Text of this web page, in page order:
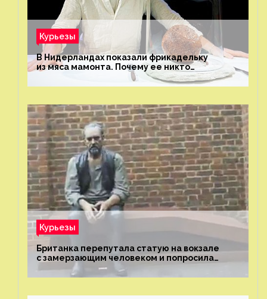
Курьезы
В Нидерландах показали фрикадельку
из мяса мамонта. Почему ее никто
Курьезы
Британка перепутала статую на вокзале
с замерзающим человеком и попросила
о помощи